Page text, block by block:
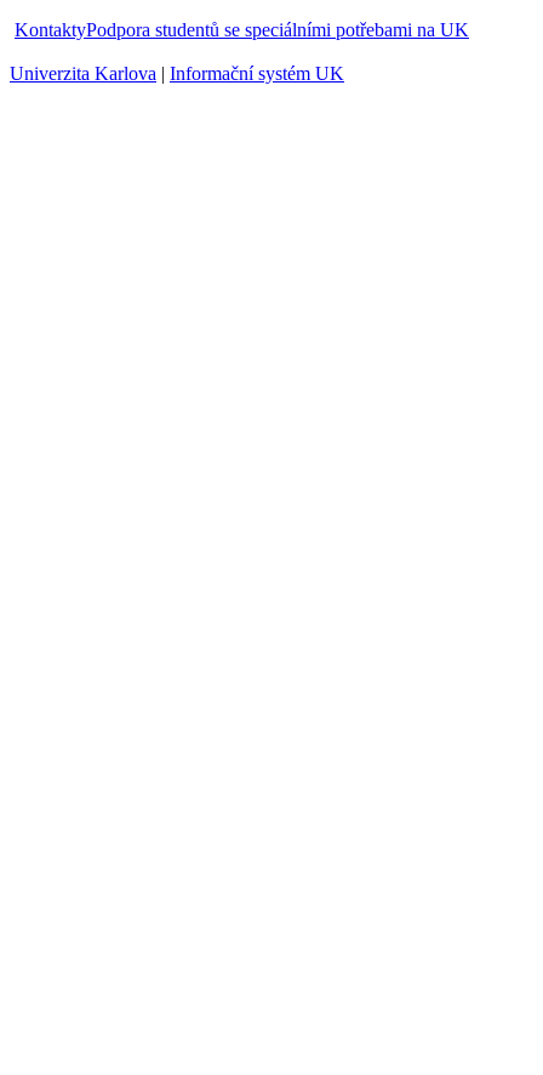
KontaktyPodpora studentů se speciálními potřebami na UK
Univerzita Karlova | Informační systém UK